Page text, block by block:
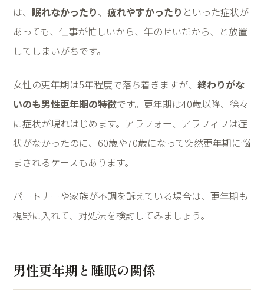
は、 眠れなかったり、 疲れやすかったり といった症状が
あっても、仕事が忙しいから、年のせいだから、と放置
してしまいがちです。
女性の更年期は5年程度で落ち着きますが、 終わりがな
いのも男性更年期の特徴です。更年期は40歳以降、徐々
に症状が現れはじめます。アラフォー、アラフィフは症
状がなかったのに、 60歳や70歳になって突然更年期に悩
まされるケースもあります。
パートナーや家族が不調を訴えている場合は、更年期も
視野に入れて、対処法を検討してみましょう。
男性更年期と睡眠の関係